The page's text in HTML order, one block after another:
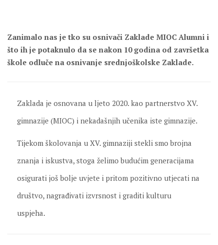
Zanimalo nas je tko su osnivači Zaklade MIOC Alumni i
što ih je potaknulo da se nakon 10 godina od završetka
škole odluče na osnivanje srednjoškolske Zaklade.
Zaklada je osnovana u ljeto 2020. kao partnerstvo XV.
gimnazije (MIOC) i nekadašnjih učenika iste gimnazije.
Tijekom školovanja u XV. gimnaziji stekli smo brojna
znanja i iskustva, stoga želimo budućim generacijama
osigurati još bolje uvjete i pritom pozitivno utjecati na
društvo, nagrađivati izvrsnost i graditi kulturu
uspjeha.